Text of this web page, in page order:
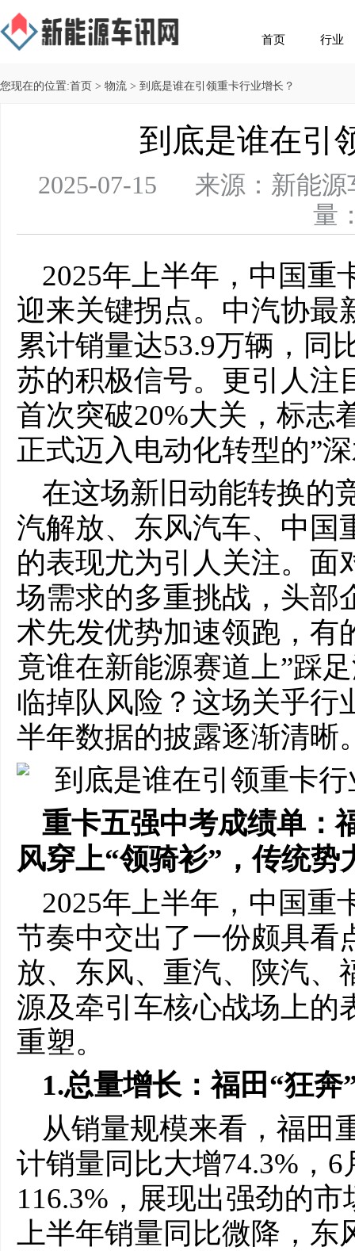
首页 行业
您现在的位置:首页 > 物流 > 到底是谁在引领重卡行业增长？
到底是谁在引
2025-07-15 来源：新能
量
2025年上半年，中国重
迎来关键拐点。中汽协最
累计销量达53.9万辆，同
苏的积极信号。更引人注
首次突破20%大关，标志
正式迈入电动化转型的”
在这场新旧动能转换
汽解放、东风汽车、中国
的表现尤为引人关注。面
场需求的多重挑战，头部
术先发优势加速领跑，有
竟谁在新能源赛道上”踩
临掉队风险？这场关乎行
半年数据的披露逐渐清晰
重卡五强中考成绩单：
风穿上“领骑衫”，传统势
2025年上半年，中国重
节奏中交出了一份颇具
放、东风、重汽、陕汽
源及牵引车核心战场上的
重塑。
1.总量增长：福田“狂
从销量规模来看，福田
计销量同比大增74.3%，
116.3%，展现出强劲的
上半年销量同比微降，